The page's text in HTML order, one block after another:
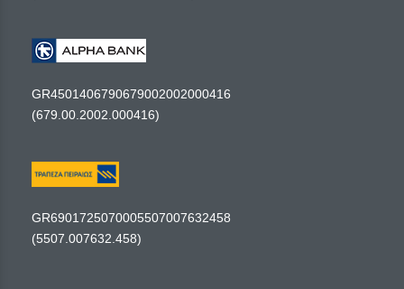
GR4501406790679002002000416
(679.00.2002.000416)
GR6901725070005507007632458
(5507.007632.458)